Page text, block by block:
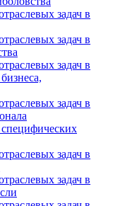
задач в
задач в
задач в
задач в
задач в
задач в